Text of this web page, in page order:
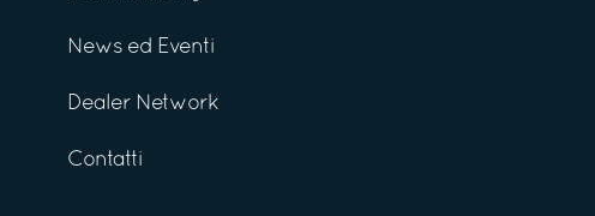
News ed Eventi
Dealer Network
Contatti